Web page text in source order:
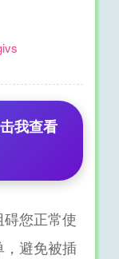
我查看
您正常使
，避免被插